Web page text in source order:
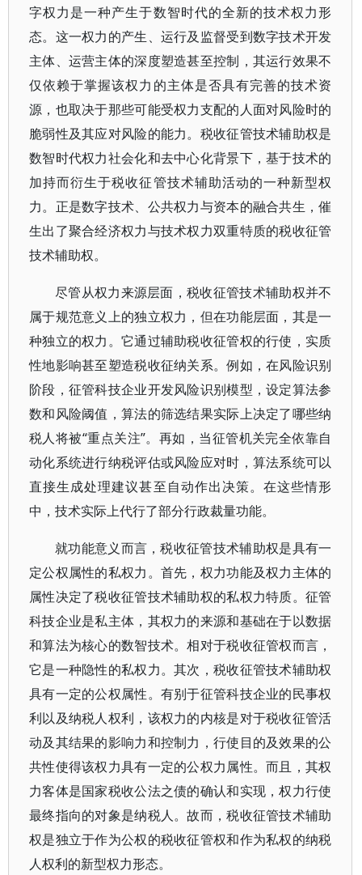
字权力是一种产生于数智时代的全新的技术权力形
态。这一权力的产生、运行及监督受到数字技术开发
主体、运营主体的深度塑造甚至控制，其运行效果不
仅依赖于掌握该权力的主体是否具有完善的技术资
源，也取决于那些可能受权力支配的人面对风险时的
脆弱性及其应对风险的能力。税收征管技术辅助权是
数智时代权力社会化和去中心化背景下，基于技术的
加持而衍生于税收征管技术辅助活动的一种新型权
力。正是数字技术、公共权力与资本的融合共生，催
生出了聚合经济权力与技术权力双重特质的税收征管
技术辅助权。
尽管从权力来源层面，税收征管技术辅助权并不
属于规范意义上的独立权力，但在功能层面，其是一
种独立的权力。它通过辅助税收征管权的行使，实质
性地影响甚至塑造税收征纳关系。例如，在风险识别
阶段，征管科技企业开发风险识别模型，设定算法参
数和风险阈值，算法的筛选结果实际上决定了哪些纳
税人将被“重点关注”。再如，当征管机关完全依靠自
动化系统进行纳税评估或风险应对时，算法系统可以
直接生成处理建议甚至自动作出决策。在这些情形
中，技术实际上代行了部分行政裁量功能。
就功能意义而言，税收征管技术辅助权是具有一
定公权属性的私权力。首先，权力功能及权力主体的
属性决定了税收征管技术辅助权的私权力特质。征管
科技企业是私主体，其权力的来源和基础在于以数据
和算法为核心的数智技术。相对于税收征管权而言，
它是一种隐性的私权力。其次，税收征管技术辅助权
具有一定的公权属性。有别于征管科技企业的民事权
利以及纳税人权利，该权力的内核是对于税收征管活
动及其结果的影响力和控制力，行使目的及效果的公
共性使得该权力具有一定的公权力属性。而且，其权
力客体是国家税收公法之债的确认和实现，权力行使
最终指向的对象是纳税人。故而，税收征管技术辅助
权是独立于作为公权的税收征管权和作为私权的纳税
人权利的新型权力形态。